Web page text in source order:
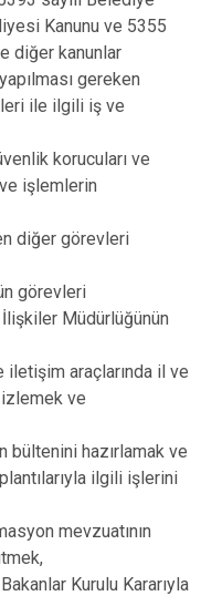
Kanunu ve 5355
diğer kanunlar
gereken
ile ilgili iş ve
korucuları ve
işlemlerin
diğer görevleri
görevleri
Müdürlüğünün
iletişim araçlarında il ve
ve
bültenini hazırlamak ve
ilgili işlerini
mevzuatının
Kurulu Kararıyla